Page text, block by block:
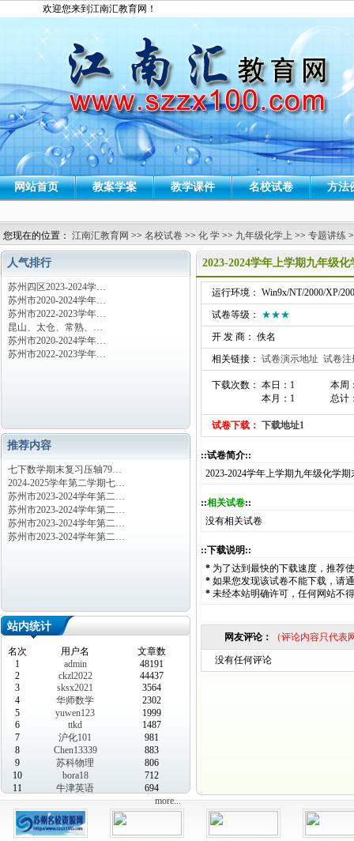
欢迎您来到江南汇教育网！
网站首页 教案学案 教学课件 名校试卷 方法
您现在的位置： 江南汇教育网 >> 名校试卷 >> 化 学 >> 九年级化学上 >> 专题讲练
人气排行
苏州四区2023-2024学…
苏州市2020-2024学年…
苏州市2022-2023学年…
昆山、太仓、常熟、…
苏州市2020-2024学年…
苏州市2022-2023学年…
推荐内容
七下数学期末复习压轴79…
2024-2025学年第二学期七…
苏州市2023-2024学年第二…
苏州市2023-2024学年第二…
苏州市2023-2024学年第二…
苏州市2023-2024学年第二…
站内统计
名次 用户名
文章数
1
admin
48191
2
ckzl2022
44437
3
sksx2021
3564
4
华师数学
2302
5
yuwen123
1999
6
ttkd
1487
7
沪化101
981
8
Chen13339
883
9
苏科物理
806
10
bora18
712
11
牛津英语
694
more...
2023-2024学年上学期九年级
运行环境： Win9x/NT/2000/XP/
试卷等级： ★★★
开 发 商： 佚名
相关链接： 试卷演示地址 试卷注
下载次数： 本日：1
本月：1
本周
总计
试卷下载： 下载地址1
::试卷简介::
2023-2024学年上学期九年级化学
::相关试卷::
没有相关试卷
::下载说明::
* 为了达到最快的下载速度，推荐
* 如果您发现该试卷不能下载，请
* 未经本站明确许可，任何网站不
网友评论： （评论内容只代
没有任何评论